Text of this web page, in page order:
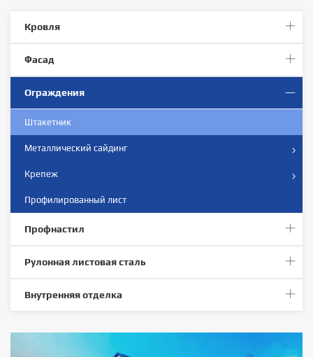
Кровля
Фасад
Ограждения
Штакетник
Металлический сайдинг
Крепеж
Профилированный лист
Профнастил
Рулонная листовая сталь
Внутренняя отделка